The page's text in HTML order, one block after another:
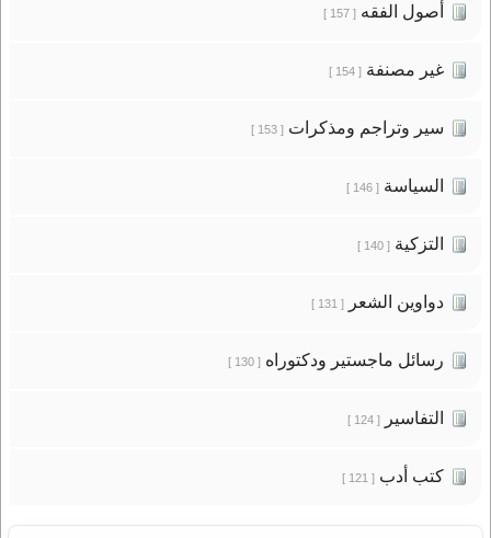
أصول الفقه[ 157 ]
غير مصنفة[ 154 ]
سير وتراجم ومذكرات[ 153 ]
السياسة[ 146 ]
التزكية[ 140 ]
دواوين الشعر[ 131 ]
رسائل ماجستير ودكتوراه[ 130 ]
التفاسير[ 124 ]
كتب أدب[ 121 ]